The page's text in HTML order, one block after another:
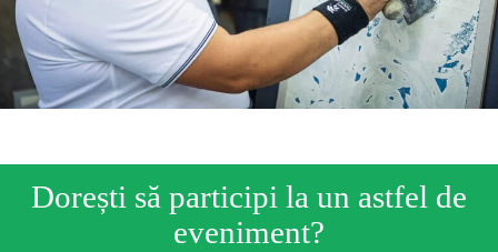
Dorești să participi la un astfel de
eveniment?